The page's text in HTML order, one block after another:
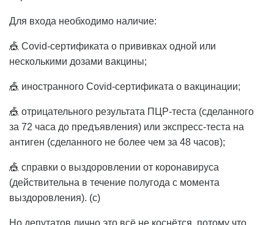
Для входа необходимо наличие:
🎪 Covid-сертификата о прививках одной или
несколькими дозами вакцины;
🎪 иностранного Covid-сертификата о вакцинации;
🎪 отрицательного результата ПЦР-теста (сделанного
за 72 часа до предъявления) или экспресс-теста на
антиген (сделанного не более чем за 48 часов);
🎪 справки о выздоровлении от коронавируса
(действительна в течение полугода с момента
выздоровления). (с)
Но депутатов лично это всё не коснётся, потому что